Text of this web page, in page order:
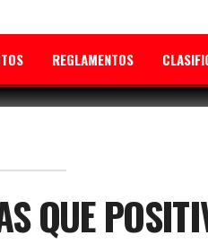
REGLAMENTOS
QUE